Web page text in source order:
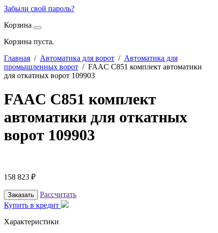
Забыли свой пароль?
Корзина
Корзина пуста.
Главная / Автоматика для ворот / Автоматика для
промышленных ворот / FAAC С851 комплект автоматики
для откатных ворот 109903
FAAC С851 комплект
автоматики для откатных
ворот 109903
158 823 ₽
Заказать
Рассчитать
Купить в кредит
Характеристики